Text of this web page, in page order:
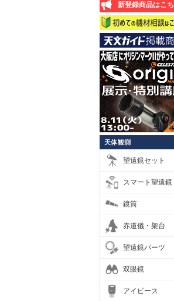
新登録商品はこ
天体観測
望遠鏡セット
スマート望遠鏡
鏡筒
赤道儀・架台
望遠鏡パーツ
双眼鏡
アイピース